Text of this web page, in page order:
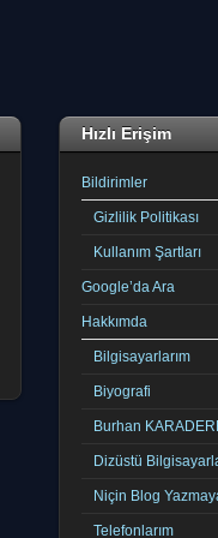
Hızlı Erişim
Bildirimler
Gizlilik Politikası
Kullanım Şartları
Google’da Ara
Hakkımda
Bilgisayarlarım
Biyografi
Burhan
Dizüstü
Niçin Blog
Telefonlarım